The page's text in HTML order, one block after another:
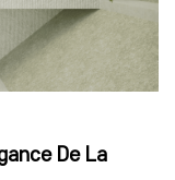
De La